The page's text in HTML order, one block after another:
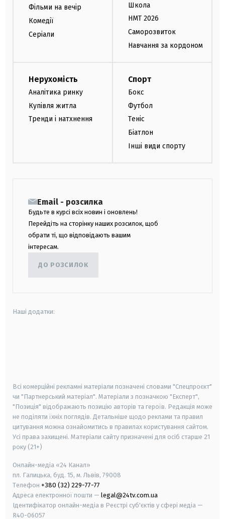
Фільми на вечір
Комедії
Серіали
Школа
НМТ 2026
Саморозвиток
Навчання за кордоном
Нерухомість
Аналітика ринку
Купівля житла
Тренди і натхнення
Спорт
Бокс
Футбол
Теніс
Біатлон
Інші види спорту
Email - розсилка
Будьте в курсі всіх новин і оновлень!
Перейдіть на сторінку наших розсилок, щоб
обрати ті, що відповідають вашим
інтересам.
ДО РОЗСИЛОК
Наші додатки:
Всі комерційні рекламні матеріали позначені словами "Спецпроєкт"
чи "Партнерський матеріал". Матеріали з позначкою "Експерт",
"Позиція" відображають позицію авторів та героїв. Редакція може
не поділяти їхніх поглядів. Детальніше щодо реклами та правил
цитування можна ознайомитись в правилах користування сайтом.
Усі права захищені. Матеріали сайту призначені для осіб старше 21
року (21+)
Онлайн-медіа «24 Канал»
пл. Галицька, буд. 15, м. Львів, 79008
Телефон +380 (32) 229-77-77
Адреса електронної пошти — legal@24tv.com.ua
Ідентифікатор онлайн-медіа в Реєстрі суб'єктів у сфері медіа —
R40-06057